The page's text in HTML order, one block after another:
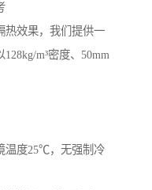
热效果，我们提供一
m³密度、50mm
温度25℃，无强制冷